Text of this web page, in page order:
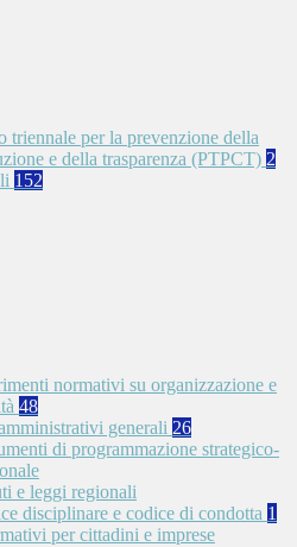
triennale per la prevenzione della
e della trasparenza (PTPCT) 2
152
normativi su organizzazione e
48
generali 26
di programmazione strategico-
e leggi regionali
disciplinare e codice di condotta 1
per cittadini e imprese